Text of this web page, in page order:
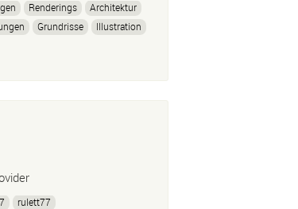
Renderings
Architektur
Grundrisse
Illustration
rulett77